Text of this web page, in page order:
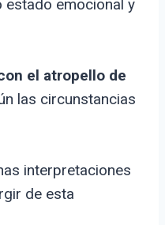
estado emocional y
el atropello de
las circunstancias
interpretaciones
de esta